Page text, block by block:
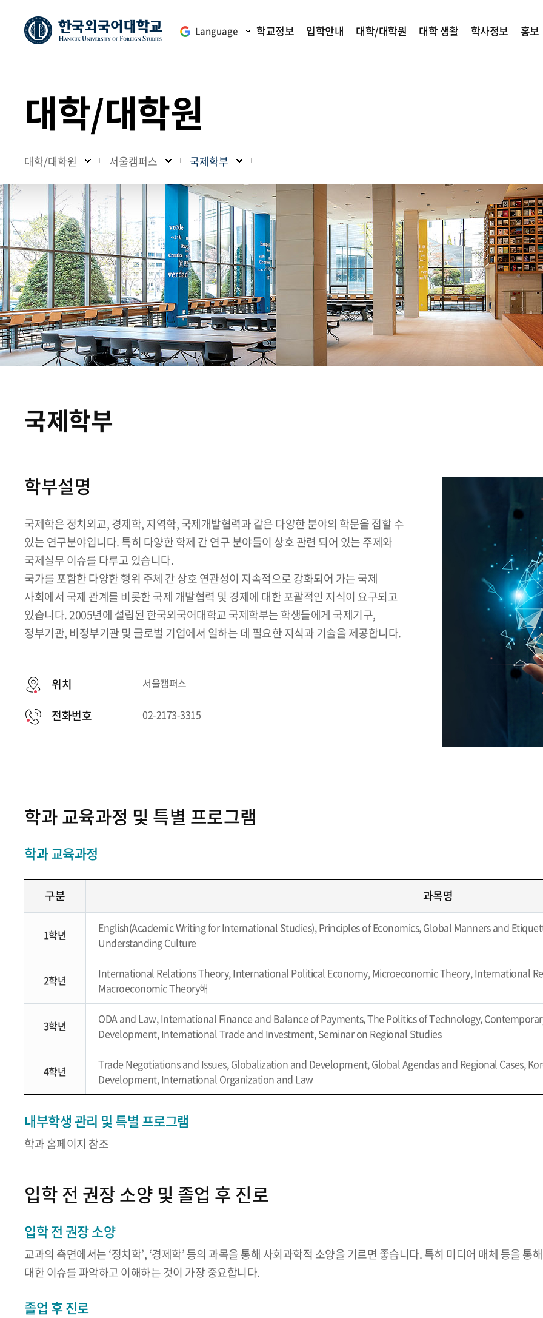
Language 학교정보 입학안내 대학/대학원 대학 생활 학사정보 홍보
대학/대학원
대학/대학원 서울캠퍼스 국제학부
국제학부
학부설명
국제학은 정치외교, 경제학, 지역학, 국제개발협력과 같은 다양한 분야의 학문을 접할 수
있는 연구분야입니다. 특히 다양한 학제 간 연구 분야들이 상호 관련 되어 있는 주제와
국제실무 이슈를 다루고 있습니다.
국가를 포함한 다양한 행위 주체 간 상호 연관성이 지속적으로 강화되어 가는 국제
사회에서 국제 관계를 비롯한 국제 개발협력 및 경제에 대한 포괄적인 지식이 요구되고
있습니다. 2005년에 설립된 한국외국어대학교 국제학부는 학생들에게 국제기구,
정부기관, 비정부기관 및 글로벌 기업에서 일하는 데 필요한 지식과 기술을 제공합니다.
위치 서울캠퍼스
전화번호 02-2173-3315
학과 교육과정 및 특별 프로그램
학과 교육과정
구분 과목명
1학년
English(Academic Writing for International Studies), Principles of Economics, Global Manners and
Understanding Culture
2학년
International Relations Theory, International Political Economy, Microeconomic Theory, International
Macroeconomic Theory해
3학년
ODA and Law, International Finance and Balance of Payments, The Politics of Technology,
Development, International Trade and Investment, Seminar on Regional Studies
4학년
Trade Negotiations and Issues, Globalization and Development, Global Agendas and Regional Cases,
Development, International Organization and Law
내부학생 관리 및 특별 프로그램
학과 홈페이지 참조
입학 전 권장 소양 및 졸업 후 진로
입학 전 권장 소양
교과의 측면에서는 ‘정치학’, ‘경제학’ 등의 과목을 통해 사회과학적 소양을 기르면 좋습니다. 특히 미디어 매체 등을
대한 이슈를 파악하고 이해하는 것이 가장 중요합니다.
졸업 후 진로